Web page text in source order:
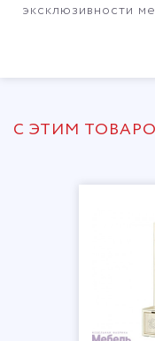
эксклюзивности
С ЭТИМ